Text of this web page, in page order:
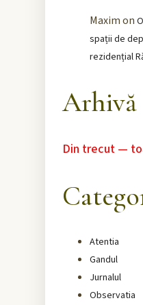
Maximon
spații de
rezidențial
Arhivă
Din trecut —
Atentia
Gandul
Jurnalul
Observatia